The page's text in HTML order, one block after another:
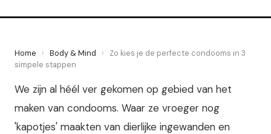
Home › Body & Mind ›
Zo kies je de perfecte condooms in 3
simpele stappen
We zijn al héél ver gekomen op gebied van het
maken van condooms. Waar ze vroeger nog
'kapotjes' maakten van dierlijke ingewanden en